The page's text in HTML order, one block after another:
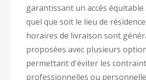
garantissant un accès équitable
quel que soit le lieu de
horaires de livraison sont
proposées avec plusieurs
permettant d'éviter les
professionnelles ou